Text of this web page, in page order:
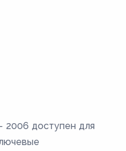
2006 доступен для